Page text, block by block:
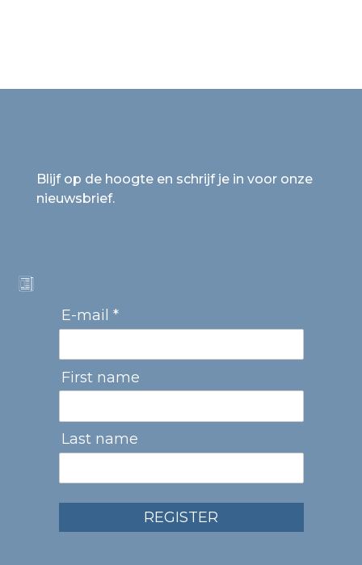
Blijf op de hoogte en schrijf je in voor onze
nieuwsbrief.
E-mail *
First name
Last name
REGISTER